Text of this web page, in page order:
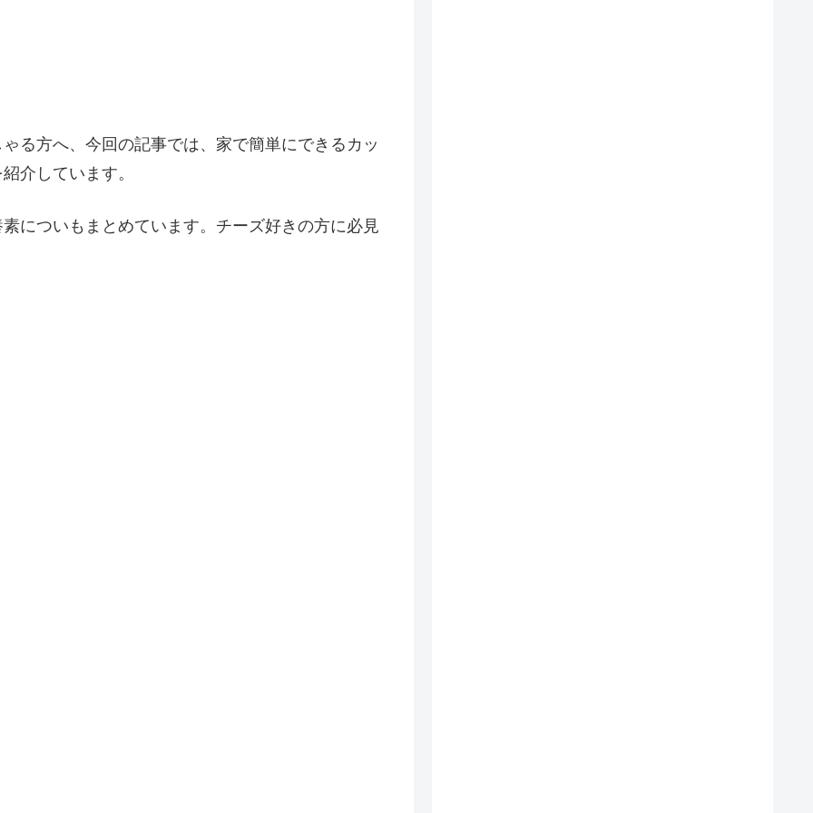
る方へ、今回の記事では、 家で簡単にできるカッ
介しています。
についもまとめています。チーズ好きの方に必見